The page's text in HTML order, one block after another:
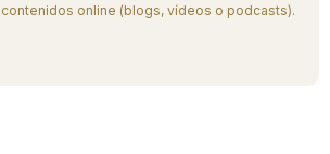
online (blogs, vídeos o podcasts).